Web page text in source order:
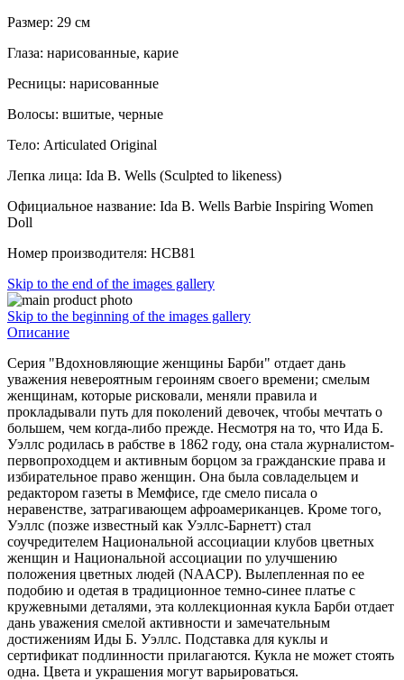
Размер: 29 см
Глаза: нарисованные, карие
Ресницы: нарисованные
Волосы: вшитые, черные
Тело: Articulated Original
Лепка лица: Ida B. Wells (Sculpted to likeness)
Официальное название: Ida B. Wells Barbie Inspiring Women
Doll
Номер производителя: HCB81
Skip to the end of the images gallery
Skip to the beginning of the images gallery
Описание
Серия "Вдохновляющие женщины Барби" отдает дань
уважения невероятным героиням своего времени; смелым
женщинам, которые рисковали, меняли правила и
прокладывали путь для поколений девочек, чтобы мечтать о
большем, чем когда-либо прежде. Несмотря на то, что Ида Б.
Уэллс родилась в рабстве в 1862 году, она стала журналистом-
первопроходцем и активным борцом за гражданские права и
избирательное право женщин. Она была совладельцем и
редактором газеты в Мемфисе, где смело писала о
неравенстве, затрагивающем афроамериканцев. Кроме того,
Уэллс (позже известный как Уэллс-Барнетт) стал
соучредителем Национальной ассоциации клубов цветных
женщин и Национальной ассоциации по улучшению
положения цветных людей (NAACP). Вылепленная по ее
подобию и одетая в традиционное темно-синее платье с
кружевными деталями, эта коллекционная кукла Барби отдает
дань уважения смелой активности и замечательным
достижениям Иды Б. Уэллс. Подставка для куклы и
сертификат подлинности прилагаются. Кукла не может стоять
одна. Цвета и украшения могут варьироваться.